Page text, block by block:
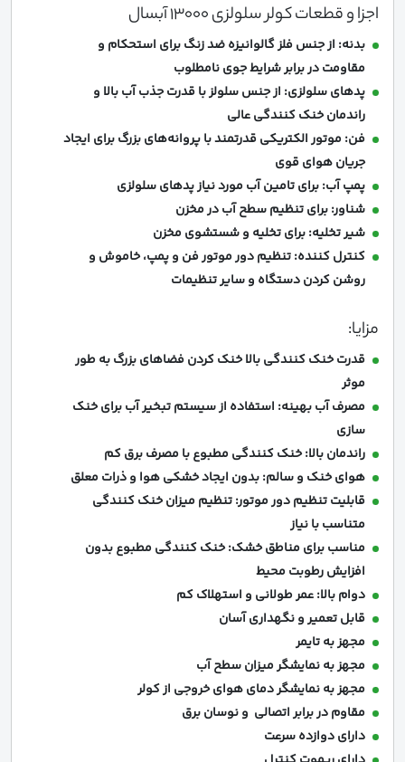
اجزا و قطعات کولر سلولزی 13000 آبسال
بدنه: از جنس فلز گالوانیزه ضد زنگ برای استحکام و
مقاومت در برابر شرایط جوی نامطلوب
پدهای سلولزی: از جنس سلولز با قدرت جذب آب بالا و
راندمان خنک کنندگی عالی
فن: موتور الکتریکی قدرتمند با پروانه‌های بزرگ برای ایجاد
جریان هوای قوی
پمپ آب: برای تامین آب مورد نیاز پدهای سلولزی
شناور: برای تنظیم سطح آب در مخزن
شیر تخلیه: برای تخلیه و شستشوی مخزن
کنترل کننده: تنظیم دور موتور فن و پمپ، خاموش و
روشن کردن دستگاه و سایر تنظیمات
مزایا:
قدرت خنک کنندگی بالا خنک کردن فضاهای بزرگ به طور
موثر
مصرف آب بهینه: استفاده از سیستم تبخیر آب برای خنک
سازی
راندمان بالا: خنک کنندگی مطبوع با مصرف برق کم
هوای خنک و سالم: بدون ایجاد خشکی هوا و ذرات معلق
قابلیت تنظیم دور موتور: تنظیم میزان خنک کنندگی
متناسب با نیاز
مناسب برای مناطق خشک: خنک کنندگی مطبوع بدون
افزایش رطوبت محیط
دوام بالا: عمر طولانی و استهلاک کم
قابل تعمیر و نگهداری آسان
مجهز به تایمر
مجهز به نمایشگر میزان سطح آب
مجهز به نمایشگر دمای هوای خروجی از کولر
مقاوم در برابر اتصالی و نوسان برق
دارای دوازده سرعت